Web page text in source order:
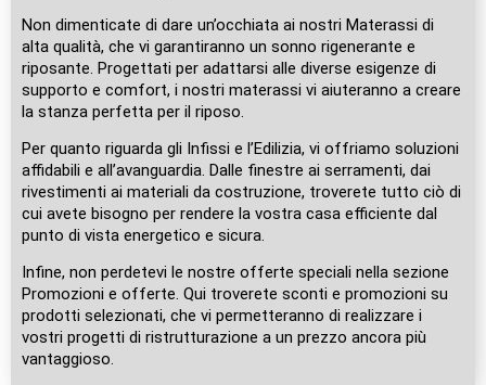
Non dimenticate di dare un’occhiata ai nostri Materassi di
alta qualità, che vi garantiranno un sonno rigenerante e
riposante. Progettati per adattarsi alle diverse esigenze di
supporto e comfort, i nostri materassi vi aiuteranno a creare
la stanza perfetta per il riposo.
Per quanto riguarda gli Infissi e l’Edilizia, vi offriamo soluzioni
affidabili e all’avanguardia. Dalle finestre ai serramenti, dai
rivestimenti ai materiali da costruzione, troverete tutto ciò di
cui avete bisogno per rendere la vostra casa efficiente dal
punto di vista energetico e sicura.
Infine, non perdetevi le nostre offerte speciali nella sezione
Promozioni e offerte. Qui troverete sconti e promozioni su
prodotti selezionati, che vi permetteranno di realizzare i
vostri progetti di ristrutturazione a un prezzo ancora più
vantaggioso.